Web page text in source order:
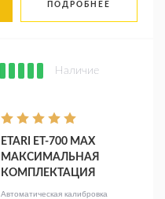
ПОДРОБНЕЕ
Наличие
ETARI ET-700 MAX
МАКСИМАЛЬНАЯ
КОМПЛЕКТАЦИЯ
Автоматическая калибровка